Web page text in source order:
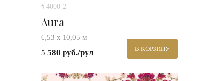
# 4000-2
Aura
0,53 х 10,05 м.
5 580 руб./рул В КОРЗИНУ